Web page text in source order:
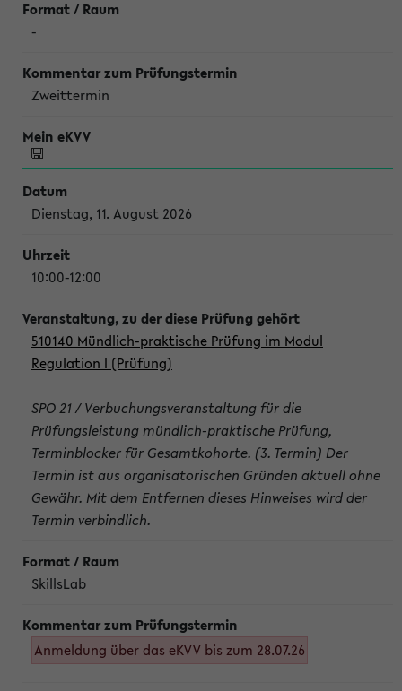
-
Zweittermin
Dienstag, 11. August 2026
10:00-12:00
510140 Mündlich-praktische Prüfung im Modul
Regulation I (Prüfung)
SPO 21 / Verbuchungsveranstaltung für die
Prüfungsleistung mündlich-praktische Prüfung,
Terminblocker für Gesamtkohorte. (3. Termin) Der
Termin ist aus organisatorischen Gründen aktuell ohne
Gewähr. Mit dem Entfernen dieses Hinweises wird der
Termin verbindlich.
SkillsLab
Anmeldung über das eKVV bis zum 28.07.26